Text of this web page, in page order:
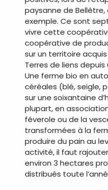
paysanne de
exemple. Ce sont
vivre cette
coopérative de
sur un territoire
Terres de liens depuis
Une ferme bio en
céréales (blé, seigle,
sur une soixantaine
plupart, en
féverole ou de la
transformées à la
produire du pain au
activité, il faut
environ 3 hectares
distribués toute